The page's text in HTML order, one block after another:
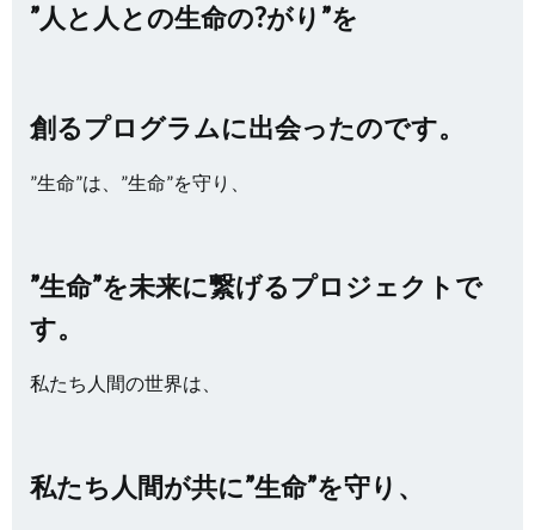
”人と人との生命の?がり”を
創るプログラムに出会ったのです。
”生命”は、”生命”を守り、
”生命”を未来に繋げるプロジェクトで
す。
私たち人間の世界は、
私たち人間が共に”生命”を守り、